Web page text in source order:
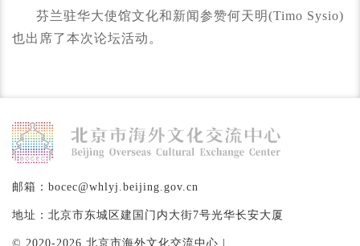
芬兰驻华大使馆文化和新闻参赞何天明(Timo Sysio)
也出席了本次论坛活动。
邮箱：bocec@whlyj.beijing.gov.cn
地址：北京市东城区建国门内大街7号光华长安大厦
© 2020-2026 北京市海外文化交流中心 |